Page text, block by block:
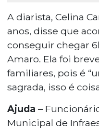
A diarista, Celina
anos, disse que
conseguir chegar
Amaro. Ela foi
familiares, pois é
sagrada, isso é
Ajuda –
Municipal de